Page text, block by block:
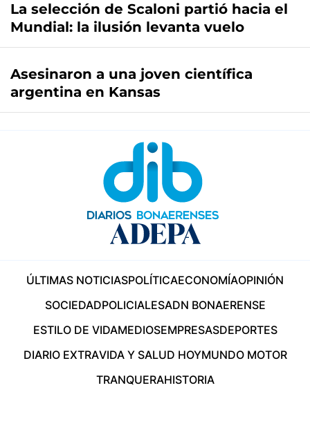
La selección de Scaloni partió hacia el
Mundial: la ilusión levanta vuelo
Asesinaron a una joven científica
argentina en Kansas
ÚLTIMAS NOTICIASPOLÍTICAECONOMÍAOPINIÓN
SOCIEDADPOLICIALESADN BONAERENSE
ESTILO DE VIDAMEDIOSEMPRESASDEPORTES
DIARIO EXTRAVIDA Y SALUD HOYMUNDO MOTOR
TRANQUERAHISTORIA